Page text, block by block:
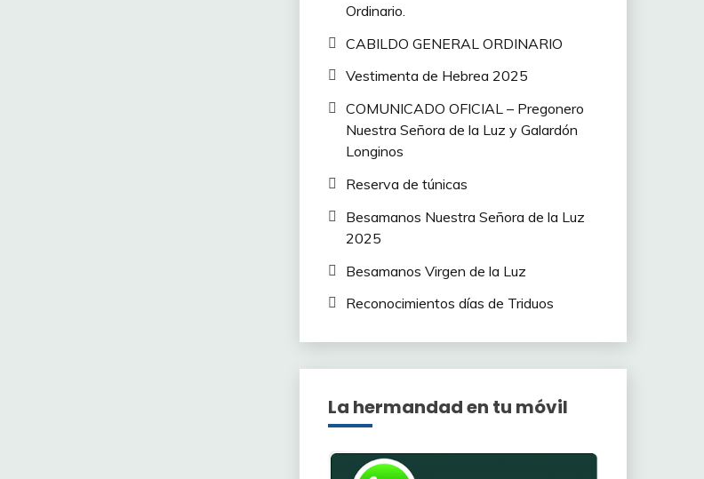
Ordinario.
CABILDO GENERAL ORDINARIO
Vestimenta de Hebrea 2025
COMUNICADO OFICIAL – Pregonero
Nuestra Señora de la Luz y Galardón
Longinos
Reserva de túnicas
Besamanos Nuestra Señora de la Luz
2025
Besamanos Virgen de la Luz
Reconocimientos días de Triduos
La hermandad en tu móvil